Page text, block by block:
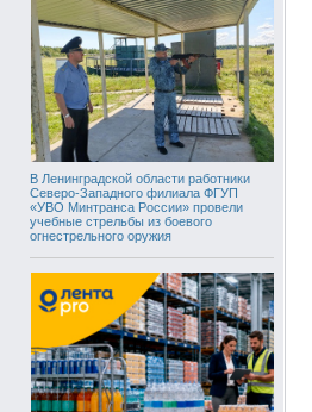
В Ленинградской области работники
Северо-Западного филиала ФГУП
«УВО Минтранса России» провели
учебные стрельбы из боевого
огнестрельного оружия